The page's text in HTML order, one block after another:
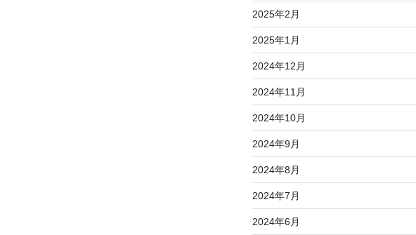
2025年2月
2025年1月
2024年12月
2024年11月
2024年10月
2024年9月
2024年8月
2024年7月
2024年6月